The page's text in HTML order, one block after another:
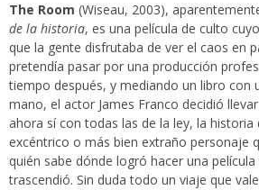
The Room (Wiseau, 2003),
de la historia, es una película de culto
que la gente disfrutaba de ver el caos en
pretendía pasar por una producción
tiempo después, y mediando un libro con
mano, el actor James Franco decidió
ahora sí con todas las de la ley, la historia
excéntrico o más bien extraño personaje
quién sabe dónde logró hacer una
trascendió. Sin duda todo un viaje que